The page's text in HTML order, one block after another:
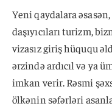
Yeni qaydalara
daşıyıcıları turizm,
vizasız giriş hüququ
ərzində ardıcıl və ya
imkan verir. Rəsmi
ölkənin səfərləri